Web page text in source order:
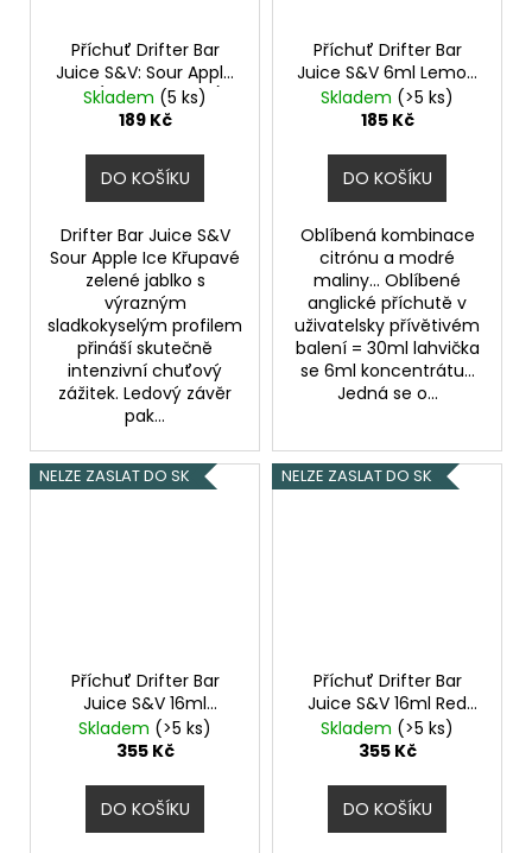
Příchuť Drifter Bar
Juice S&V: Sour Apple
Ice (Ledové jablko)
6,0ml
Skladem (5 ks)
189 Kč
DO KOŠÍKU
Drifter Bar Juice S&V
Sour Apple Ice Křupavé
zelené jablko s
výrazným
sladkokyselým profilem
přináší skutečně
intenzivní chuťový
zážitek. Ledový závěr
pak...
Příchuť Drifter Bar
Juice S&V 6ml Lemon
and Blue Raspberry
Skladem (>5 ks)
185 Kč
DO KOŠÍKU
Oblíbená kombinace
citrónu a modré
maliny... Oblíbené
anglické příchutě v
uživatelsky přívětivém
balení = 30ml lahvička
se 6ml koncentrátu...
Jedná se o...
NELZE ZASLAT DO SK
Příchuť Drifter Bar
Juice S&V 16ml
Watermelon
Strawberry
Skladem (>5 ks)
355 Kč
DO KOŠÍKU
NELZE ZASLAT DO SK
Příchuť Drifter Bar
Juice S&V 16ml Red
Berry and Lemon
Skladem (>5 ks)
355 Kč
DO KOŠÍKU